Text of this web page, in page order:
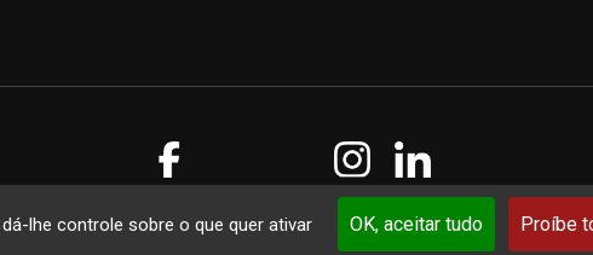
lhe controle sobre o que quer ativar OK, aceitar tudo Proíbe
Guides 2021. Tous droits réservés. Développement web sur mesure